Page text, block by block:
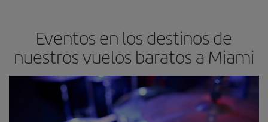
Eventos en los destinos de
nuestros vuelos baratos a Miami